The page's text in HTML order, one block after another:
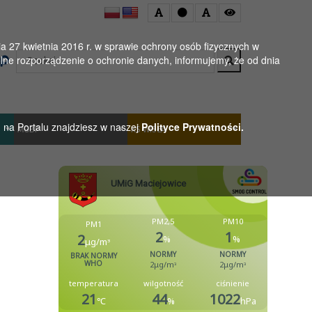
27 kwietnia 2016 r. w sprawie ochrony osób fizycznych w
rozporządzenie o ochronie danych, informujemy, że od dnia
Portalu znajdziesz w naszejPolityce Prywatności.
Wyszukaj
MGBP KS WISŁA